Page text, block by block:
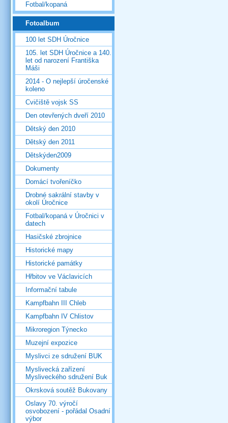
Fotbal/kopaná
Fotoalbum
100 let SDH Úročnice
105. let SDH Úročnice a 140.
let od narození Františka
Máši
2014 - O nejlepší úročenské
koleno
Cvičiště vojsk SS
Den otevřených dveří 2010
Dětský den 2010
Dětský den 2011
Dětskýden2009
Dokumenty
Domácí tvořeníčko
Drobné sakrální stavby v
okolí Úročnice
Fotbal/kopaná v Úročnici v
datech
Hasičské zbrojnice
Historické mapy
Historické památky
Hřbitov ve Václavicích
Informační tabule
Kampfbahn III Chleb
Kampfbahn IV Chlistov
Mikroregion Týnecko
Muzejní expozice
Myslivci ze sdružení BUK
Myslivecká zařízení
Mysliveckého sdružení Buk
Okrsková soutěž Bukovany
Oslavy 70. výročí
osvobození - pořádal Osadní
výbor